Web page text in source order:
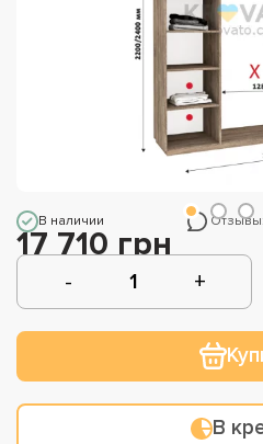
В наличии
17 710 грн
В